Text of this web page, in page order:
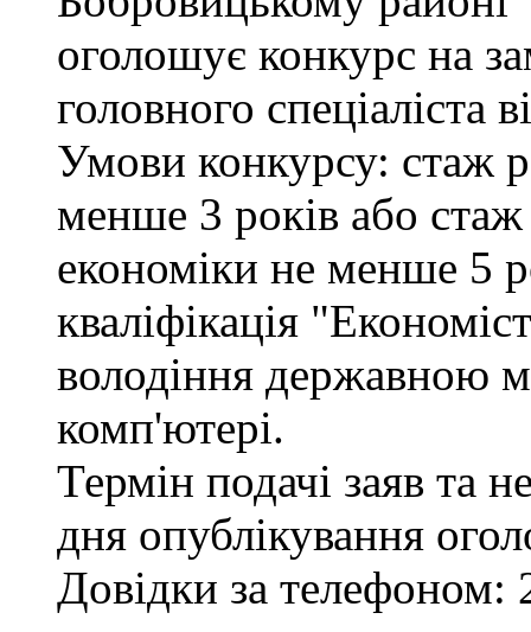
оголошує конкурс на
головного спеціаліста
Умови конкурсу: стаж
менше 3 років або
економіки не менше 5
кваліфікація
володіння державною
комп'ютері.
Термін подачі заяв та
дня опублікування
Довідки за телефоном: